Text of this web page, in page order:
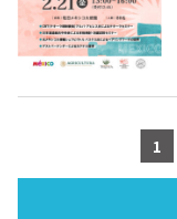
1